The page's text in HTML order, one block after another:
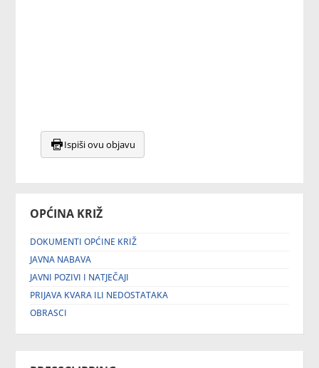
OPĆINA KRIŽ
DOKUMENTI OPĆINE KRIŽ
JAVNA NABAVA
JAVNI POZIVI I NATJEČAJI
PRIJAVA KVARA ILI NEDOSTATAKA
OBRASCI
Ispiši ovu objavu